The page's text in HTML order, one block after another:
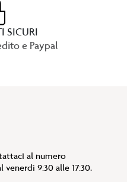
SICURI
e Paypal
al numero
9:30 alle 17:30.